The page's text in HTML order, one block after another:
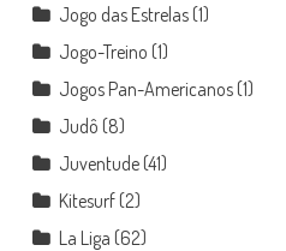
Jogo das Estrelas(1)
Jogo-Treino (1)
Jogos Pan-Americanos(1)
Judô (8)
Juventude(41)
Kitesurf(2)
La Liga (62)